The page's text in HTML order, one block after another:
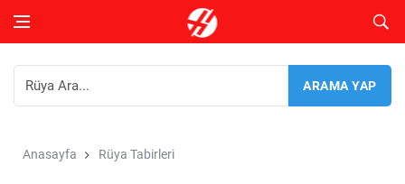
Anasayfa Rüya Tabirleri